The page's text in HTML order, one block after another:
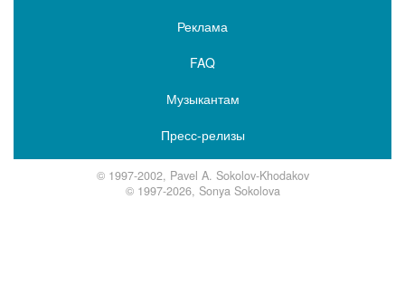
Реклама
FAQ
Музыкантам
Пресс-релизы
© 1997-2002, Pavel A. Sokolov-Khodakov
© 1997-2026, Sonya Sokolova